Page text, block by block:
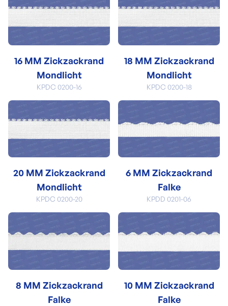
16 MM Zickzackrand
Mondlicht
KPDC 0200-16
18 MM Zickzackrand
Mondlicht
KPDC 0200-18
20 MM Zickzackrand
Mondlicht
KPDC 0200-20
6 MM Zickzackrand
Falke
KPDD 0201-06
8 MM Zickzackrand
Falke
10 MM Zickzackrand
Falke